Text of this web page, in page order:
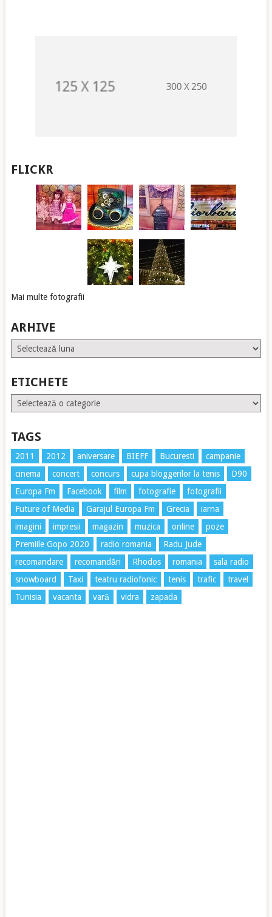
FLICKR
Mai multe fotografii
ARHIVE
Arhive
ETICHETE
Etichete
TAGS
2011 2012 aniversare BIEFF Bucuresti
campanie
cinema
concert concurs cupa bloggerilor la tenis
D90
Europa Fm
Facebook film fotografie
fotografii
Future of Media
Garajul Europa Fm Grecia
iarna
imagini
impresii magazin muzica online
poze
Premiile Gopo 2020
radio romania
Radu Jude
recomandare
recomandări Rhodos romania
sala radio
snowboard
Taxi teatru radiofonic tenis trafic
travel
Tunisia
vacanta vară vidra zapada